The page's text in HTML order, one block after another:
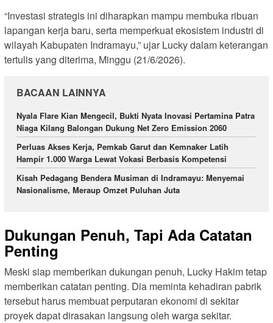
“Investasi strategis ini diharapkan mampu membuka ribuan
lapangan kerja baru, serta memperkuat ekosistem industri di
wilayah Kabupaten Indramayu,” ujar Lucky dalam keterangan
tertulis yang diterima, Minggu (21/6/2026).
BACAAN LAINNYA
Nyala Flare Kian Mengecil, Bukti Nyata Inovasi Pertamina Patra
Niaga Kilang Balongan Dukung Net Zero Emission 2060
Perluas Akses Kerja, Pemkab Garut dan Kemnaker Latih
Hampir 1.000 Warga Lewat Vokasi Berbasis Kompetensi
Kisah Pedagang Bendera Musiman di Indramayu: Menyemai
Nasionalisme, Meraup Omzet Puluhan Juta
Dukungan Penuh, Tapi Ada Catatan
Penting
Meski siap memberikan dukungan penuh, Lucky Hakim tetap
memberikan catatan penting. Dia meminta kehadiran pabrik
tersebut harus membuat perputaran ekonomi di sekitar
proyek dapat dirasakan langsung oleh warga sekitar.